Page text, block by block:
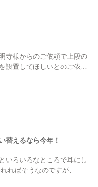
寺様からのご依頼で上段の
設置してほしいとのご依頼
１ｍほどなの […]
替えるなら今年！
いろいろなところで耳にし
ればそうなのですが、今